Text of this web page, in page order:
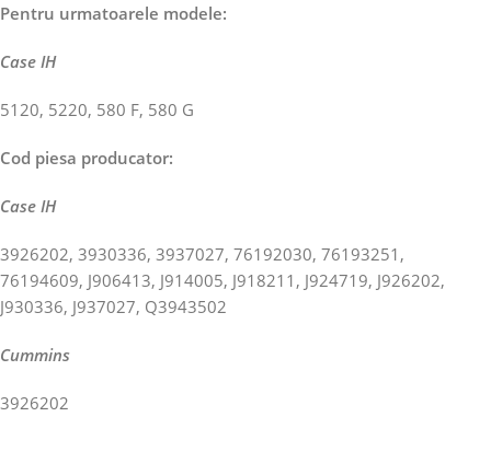
Pentru urmatoarele modele:
Case IH
5120, 5220, 580 F, 580 G
Cod piesa producator:
Case IH
3926202, 3930336, 3937027, 76192030, 76193251,
76194609, J906413, J914005, J918211, J924719, J926202,
J930336, J937027, Q3943502
Cummins
3926202